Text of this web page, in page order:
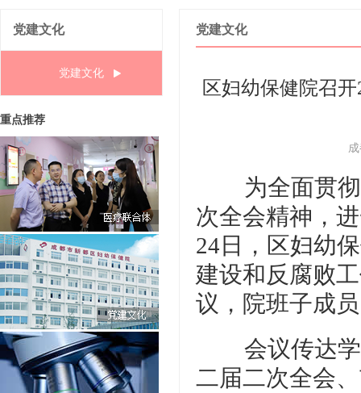
党建文化
党建文化
重点推荐
党建文化
区妇幼保健院召
为全面贯彻
次全会精神，
24日，区妇幼
建设和反腐败
议，院班子成
会议传达学
二届二次全会